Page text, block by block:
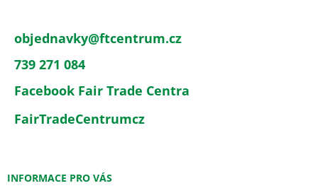
objednavky@ftcentrum.cz
739 271 084
Facebook Fair Trade Centra
FairTradeCentrumcz
INFORMACE PRO VÁS